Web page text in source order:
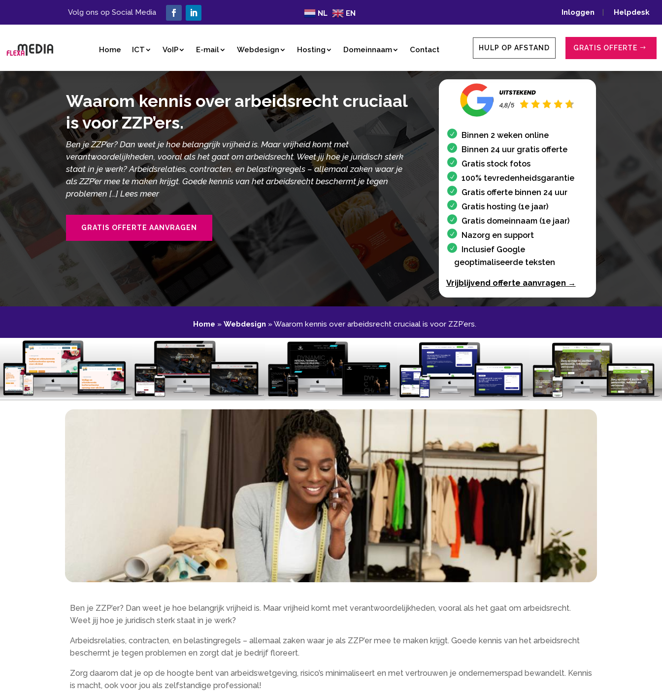
Volg ons op Social Media NL EN Inloggen | Helpdesk
Home ICT VoIP E-mail Webdesign Hosting Domeinnaam Contact HULP OP AFSTAND GRATIS OFFERTE
Waarom kennis over arbeidsrecht cruciaal
is voor ZZP’ers.​
Ben je ZZP’er? Dan weet je hoe belangrijk vrijheid is. Maar vrijheid komt met
verantwoordelijkheden, vooral als het gaat om arbeidsrecht. Weet jij hoe je juridisch sterk
staat in je werk? Arbeidsrelaties, contracten, en belastingregels – allemaal zaken waar je
als ZZP’er mee te maken krijgt. Goede kennis van het arbeidsrecht beschermt je tegen
problemen […] Lees meer
GRATIS OFFERTE AANVRAGEN
Binnen 2 weken online
Binnen 24 uur gratis offerte
Gratis stock fotos
100% tevredenheidsgarantie
Gratis offerte binnen 24 uur
Gratis hosting (1e jaar)
Gratis domeinnaam (1e jaar)
Nazorg en support
Inclusief Google
geoptimaliseerde teksten
Vrijblijvend offerte aanvragen →
Home » Webdesign »Waarom kennis over arbeidsrecht cruciaal is voor ZZP’ers.​
Ben je ZZP’er? Dan weet je hoe belangrijk vrijheid is. Maar vrijheid komt met verantwoordelijkheden, vooral als het gaat om arbeidsrecht.
Weet jij hoe je juridisch sterk staat in je werk?
Arbeidsrelaties, contracten, en belastingregels – allemaal zaken waar je als ZZP’er mee te maken krijgt. Goede kennis van het arbeidsrecht
beschermt je tegen problemen en zorgt dat je bedrijf floreert.
Zorg daarom dat je op de hoogte bent van arbeidswetgeving, risico’s minimaliseert en met vertrouwen je ondernemerspad bewandelt. Kennis
is macht, ook voor jou als zelfstandige professional!